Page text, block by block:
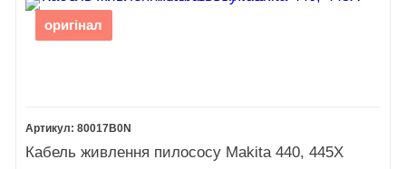
оригінал
80017B0N
Кабель живлення пилососу Makita 440, 445X